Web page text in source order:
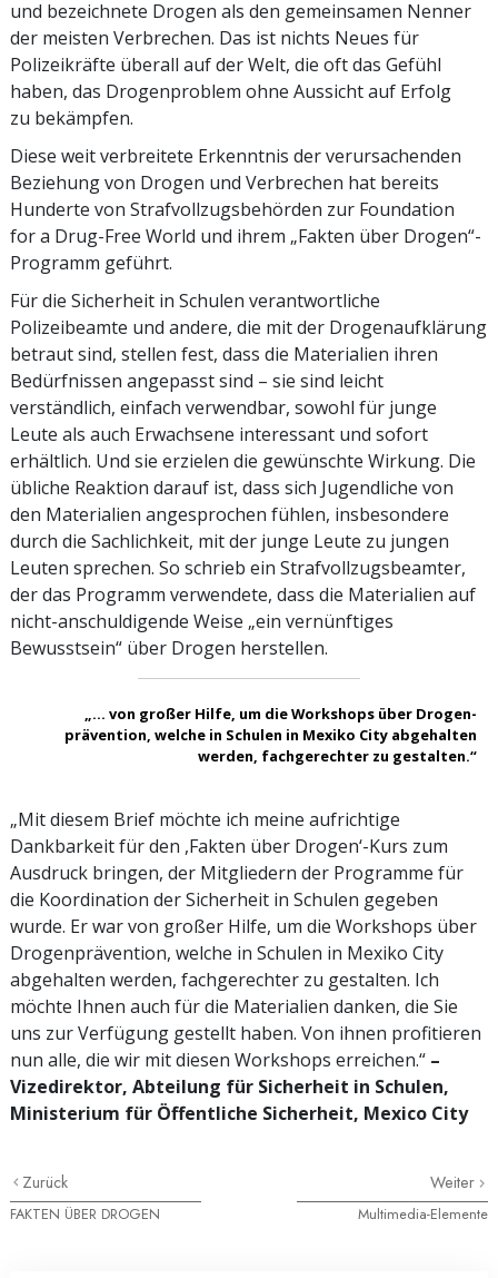
und bezeichnete Drogen als den gemeinsamen Nenner
der meisten Verbrechen. Das ist nichts Neues für
Polizeikräfte überall auf der Welt, die oft das Gefühl
haben, das Drogenproblem ohne Aussicht auf Erfolg
zu bekämpfen.
Diese weit verbreitete Erkenntnis der verursachenden
Beziehung von Drogen und Verbrechen hat bereits
Hunderte von Strafvollzugsbehörden zur Foundation
for a Drug-Free World und ihrem „Fakten über Drogen“-
Programm geführt.
Für die Sicherheit in Schulen verantwortliche
Polizeibeamte und andere, die mit der Drogen­aufklärung
betraut sind, stellen fest, dass die Materialien ihren
Bedürfnissen angepasst sind – sie sind leicht
verständlich, einfach verwendbar, sowohl für junge
Leute als auch Erwachsene interessant und sofort
erhältlich. Und sie erzielen die gewünschte Wirkung. Die
übliche Reaktion darauf ist, dass sich Jugendliche von
den Materialien angesprochen fühlen, insbesondere
durch die Sachlichkeit, mit der junge Leute zu jungen
Leuten sprechen. So schrieb ein Strafvollzugsbeamter,
der das Programm verwendete, dass die Materialien auf
nicht-anschuldigende Weise „ein vernünftiges
Bewusstsein“ über Drogen herstellen.
„... von großer Hilfe, um die Workshops über Drogen­
prävention, welche in Schulen in Mexiko City abgehalten
werden, fachgerechter zu gestalten.“
„Mit diesem Brief möchte ich meine aufrichtige
Dankbarkeit für den ,Fakten über Drogen‘-Kurs zum
Ausdruck bringen, der Mitgliedern der Programme für
die Koordination der Sicherheit in Schulen gegeben
wurde. Er war von großer Hilfe, um die Workshops über
Drogen­prävention, welche in Schulen in Mexiko City
abgehalten werden, fachgerechter zu gestalten. Ich
möchte Ihnen auch für die Materialien danken, die Sie
uns zur Verfügung gestellt haben. Von ihnen profitieren
nun alle, die wir mit diesen Workshops erreichen.“ –
Vizedirektor, Abteilung für Sicherheit in Schulen,
Ministerium für Öffentliche Sicherheit, Mexico City
Zurück
FAKTEN ÜBER DROGEN
Weiter
Multimedia-Elemente